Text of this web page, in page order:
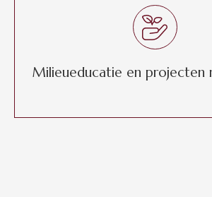
Milieueducatie en projecten